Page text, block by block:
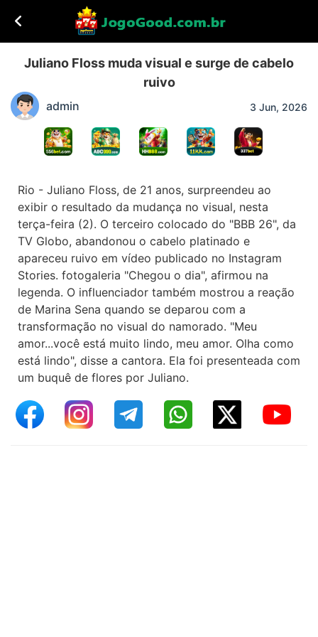
Juliano Floss muda visual e surge de cabelo
ruivo
admin 3 Jun, 2026
Rio - Juliano Floss, de 21 anos, surpreendeu ao
exibir o resultado da mudança no visual, nesta
terça-feira (2). O terceiro colocado do "BBB 26", da
TV Globo, abandonou o cabelo platinado e
apareceu ruivo em vídeo publicado no Instagram
Stories. fotogaleria "Chegou o dia", afirmou na
legenda. O influenciador também mostrou a reação
de Marina Sena quando se deparou com a
transformação no visual do namorado. "Meu
amor...você está muito lindo, meu amor. Olha como
está lindo", disse a cantora. Ela foi presenteada com
um buquê de flores por Juliano.